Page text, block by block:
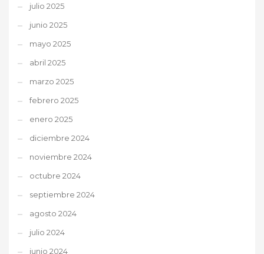
julio 2025
junio 2025
mayo 2025
abril 2025
marzo 2025
febrero 2025
enero 2025
diciembre 2024
noviembre 2024
octubre 2024
septiembre 2024
agosto 2024
julio 2024
junio 2024